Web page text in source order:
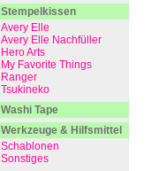
Stempelkissen
Avery Elle
Avery Elle Nachfüller
Hero Arts
My Favorite Things
Ranger
Tsukineko
Washi Tape
Werkzeuge & Hilfsmittel
Schablonen
Sonstiges